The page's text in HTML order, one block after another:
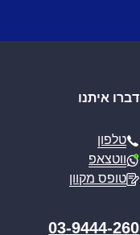
דברו איתנו
טלפון
ווטצאפ
טופס מקוון
03-9444-260